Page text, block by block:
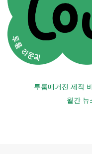
투룸매거진 제작
월간 뉴